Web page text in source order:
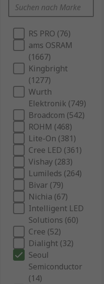
RS PRO (76)
ams OSRAM
(1667)
Kingbright
(1277)
Wurth
Elektronik (749)
Broadcom (542)
ROHM (468)
Lite-On (381)
Cree LED (361)
Vishay (283)
Lumileds (264)
Bivar (79)
Nichia (67)
Intelligent LED
Solutions (60)
Cree (52)
Dialight (32)
Seoul
Semiconductor
(14)